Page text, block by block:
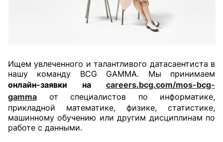
Ищем увлеченного и талантливого датасаентиста в
нашу команду BCG GAMMA. Мы принимаем
онлайн-заявки на
careers.bcg.com/mos-bcg-
gamma
от специалистов по информатике,
прикладной математике, физике, статистике,
машинному обучению или другим дисциплинам по
работе с данными.